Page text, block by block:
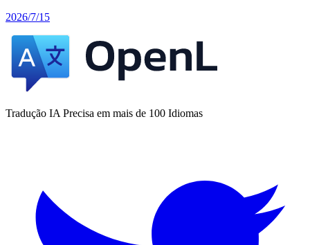
2026/7/15
Tradução IA Precisa em mais de 100 Idiomas